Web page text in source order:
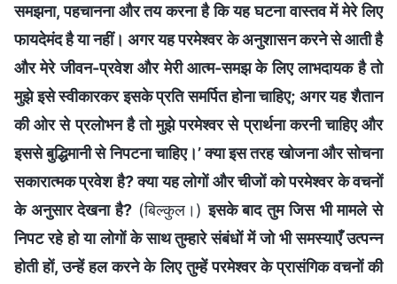
समझना, पहचानना और तय करना है कि यह घटना वास्तव में मेरे लिए
फायदेमंद है या नहीं। अगर यह परमेश्वर के अनुशासन करने से आती है
और मेरे जीवन-प्रवेश और मेरी आत्म-समझ के लिए लाभदायक है तो
मुझे इसे स्वीकारकर इसके प्रति समर्पित होना चाहिए; अगर यह शैतान
की ओर से प्रलोभन है तो मुझे परमेश्वर से प्रार्थना करनी चाहिए और
इससे बुद्धिमानी से निपटना चाहिए।’ क्या इस तरह खोजना और सोचना
सकारात्मक प्रवेश है? क्या यह लोगों और चीजों को परमेश्वर के वचनों
के अनुसार देखना है? (बिल्कुल।)इसके बाद तुम जिस भी मामले से
निपट रहे हो या लोगों के साथ तुम्हारे संबंधों में जो भी समस्याएँ उत्पन्न
होती हों, उन्हें हल करने के लिए तुम्हें परमेश्वर के प्रासंगिक वचनों की